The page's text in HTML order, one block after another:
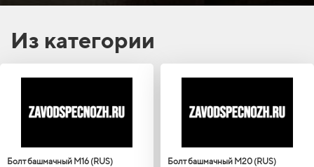
Из категории
Болт башмачный М16 (RUS) Болт башмачный М20 (RUS)